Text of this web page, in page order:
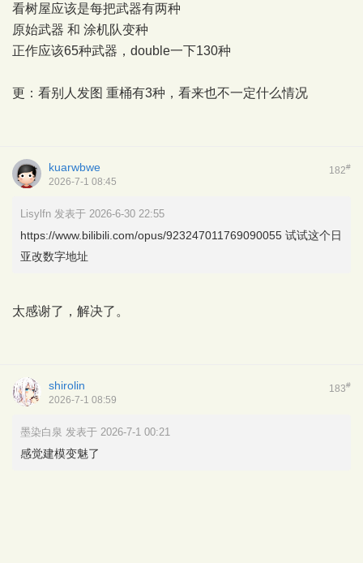
看树屋应该是每把武器有两种
原始武器 和 涂机队变种
正作应该65种武器，double一下130种
更：看别人发图 重桶有3种，看来也不一定什么情况
182#
kuarwbwe
2026-7-1 08:45
Lisylfn 发表于 2026-6-30 22:55
https://www.bilibili.com/opus/923247011769090055 试试这个日
亚改数字地址
太感谢了，解决了。
183#
shirolin
2026-7-1 08:59
墨染白泉 发表于 2026-7-1 00:21
感觉建模变魅了